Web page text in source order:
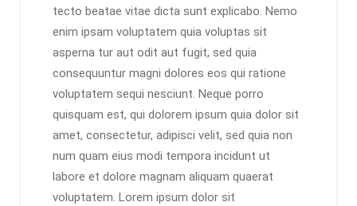
tecto beatae vitae dicta sunt explicabo. Nemo
enim ipsam voluptatem quia voluptas sit
asperna tur aut odit aut fugit, sed quia
consequuntur magni dolores eos qui ratione
voluptatem sequi nesciunt. Neque porro
quisquam est, qui dolorem ipsum quia dolor sit
amet, consectetur, adipisci velit, sed quia non
num quam eius modi tempora incidunt ut
labore et dolore magnam aliquam quaerat
voluptatem. Lorem ipsum dolor sit